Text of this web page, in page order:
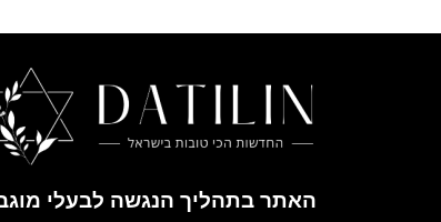
האתר בתהליך הנגשה לבעלי